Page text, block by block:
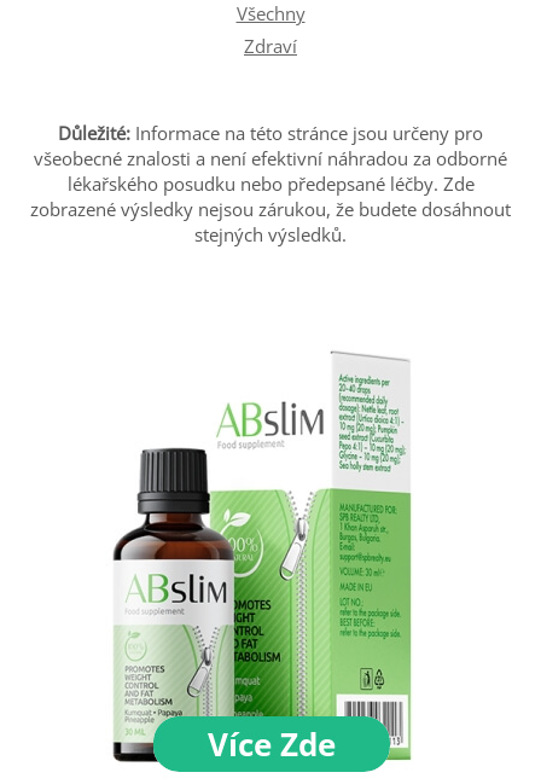
Všechny
Zdraví
Důležité: Informace na této stránce jsou určeny pro
všeobecné znalosti a není efektivní náhradou za odborné
lékařského posudku nebo předepsané léčby. Zde
zobrazené výsledky nejsou zárukou, že budete dosáhnout
stejných výsledků.